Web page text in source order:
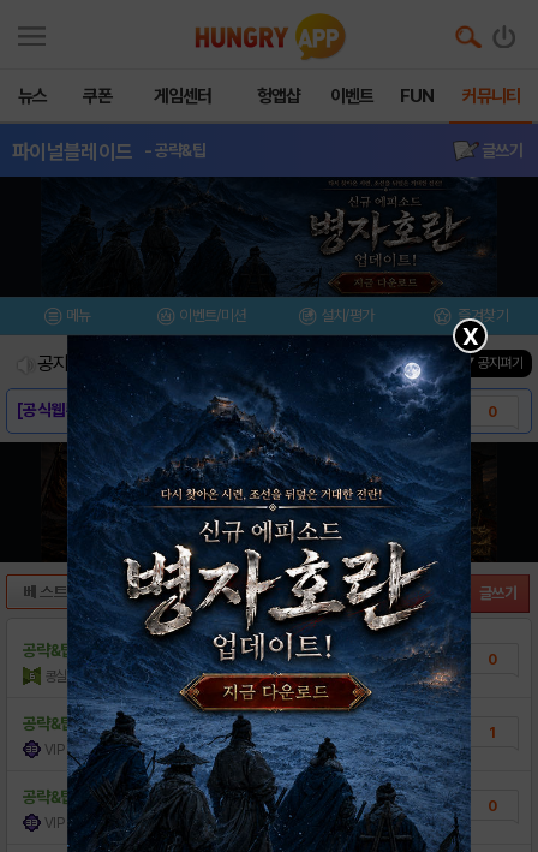
뉴스 쿠폰 게임센터 헝앱샵 이벤트 FUN 커뮤니티
파이널블레이드 - 공략&팁 글쓰기
메뉴 이벤트/미션 설치/평가 즐겨찾기
공지사항 진행중인 이벤트0건 ▼ 공지펴기
[공식웹툰] 도리도리의 파이널 블레이드 ‘신수.. 0
[공식웹툰] 짤방장이테루의 파이널 블레이드 ‘..
[공략] 승뇽님의 초반 플레이 공략!
[공략] 왜 8-9를 돌아야 되는가?! (6성.. 8
[공략] 파블 인연 퀘스트 영웅 도감 (4/1.. 2
[공략] 하루에 해야되는 것들!!
글쓰기
공략&팁 다들 맛점이요 ㅎ
콩실장 +50 조회수:243 | 21.02.14
0
공략&팁 9/27 굿밤~~
VIP Member+50 조회수:321 | 20.09.27
1
공략&팁 9/26 굿밤~~
VIP Member+50 조회수:221 | 20.09.26
0
X